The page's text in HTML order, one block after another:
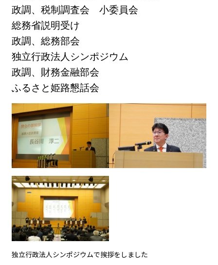
政調、税制調査会 小委員会
総務省説明受け
政調、総務部会
独立行政法人シンポジウム
政調、財務金融部会
ふるさと姫路懇話会
独立行政法人シンポジウムで挨拶をしました